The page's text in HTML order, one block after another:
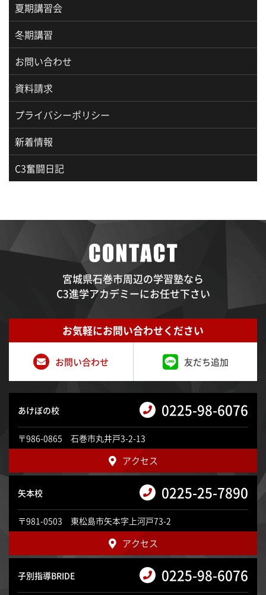
夏期講習会
冬期講習
お問い合わせ
資料請求
プライバシーポリシー
新着情報
C3奮闘日記
宮城県石巻市周辺の学習塾なら
C3進学アカデミーにお任せ下さい
お気軽にお問い合わせください
お問い合わせ 友だち追加
あけぼの校 0225-98-6076
〒986-0865 石巻市丸井戸3-2-13
アクセス
矢本校 0225-25-7890
〒981-0503 東松島市矢本字上河戸73-2
アクセス
子別指導BRIDE 0225-98-6076